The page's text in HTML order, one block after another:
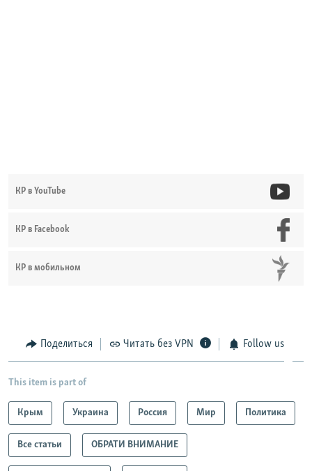
КР в YouTube
КР в Facebook
КР в мобильном
Поделиться Читать без VPN Follow us
This item is part of
Крым Украина Россия Мир Политика
Все статьи ОБРАТИ ВНИМАНИЕ